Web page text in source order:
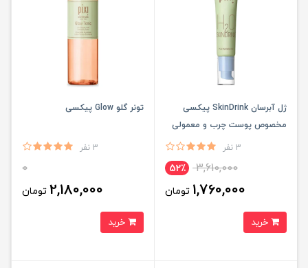
ژل آبرسان SkinDrink پیکسی
مخصوص پوست چرب و معمولی
3 نفر
3,610,000 52٪
1,760,000 تومان
تونر گلو Glow پیکسی
3 نفر
0
2,180,000 تومان